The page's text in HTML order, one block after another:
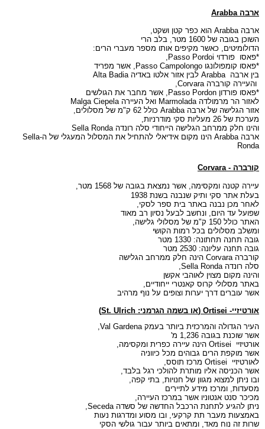
ארבה Arabba
ארבה Arabba הוא כפר קטן ושקט,
השוכן בגובה של 1600 מטר,
בלב הרי
הדולומיטים, כאשר מקיפים אותו מספר מעברי הרים:
*פאסו פורדוי Passo Pordoi
*פאסו קומפולונגו Passo Campolongo
, אשר מפריד
בין ארבה Arabba לבין אזור אלטו באדיה Alta Badia
והעיירה קורברה Corvara
*פאסו פורדון Passo Pordon
, אשר מחבר את הגולשים
לאזור הר מרמולדה Marmolada ואל העיירה Malga Ciepela
אזור הגלישה של ארבה Arabba כולל 62 ק"מ
של מסלולים,
מערכת של 26 מעליות סקי מודרניות,
והינו חלק ממרחב הגלישה הייחודי סלה רונדה Sella Ronda
ארבה Arabba
הינו מקום אידיאלי להתחיל את המסלול המעגלי של ה-Sella
Ronda
קורברה - Corvara
עיירה קטנה ומקסימה, אשר נמצאת בגובה של 1568 מטר
בעלת אתר סקי ותיק שנבנה בשנת 1938
לאחר מכן נבנה באתר בית ספר לסקי,
שפועל עד היום, ונחשב לבעל נסיון רב מאוד
האתר כולל 150 ק"מ
של מסלולי גלישה,
ומשלב מסלולים בכל רמות הקושי
גובה תחנה תחתונה: 1330 מטר
גובה תחנה עליונה: 2530 מטר
קורברה Corvara הינה חלק ממרחב הגלישה
סלה רונדה Sella Ronda
והינה מקום מצוין לאוהבי אקשן
באתר מסלולי קרוס קאנטרי ייחודיים,
אשר עוברים דרך יערות וצופים על נוף מרהיב
אורטיזיי- ) Ortiseiאו בשמה הגרמני: St. Ulrich
)
העיר הגדולה והמרכזית ביותר בעמק Val Gardena
אשר שוכנת בגובה 1,236 מ'
אורטיזיי
Ortisei הינה עיירה כפרית ומקסימה,
אשר מוקפת הרים גבוהים מכל כיווניה
לאורטיזיי
Ortisei מרכז תוסס,
אשר הכניסה אליו מותרת להולכי רגל בלבד,
ובו ניתן למצוא מגוון של חנויות, בתי קפה,
מסעדות, ומרכז מידע לתיירים
מכיכר סנט אנטוניו אשר במרכז העיירה,
ניתן להגיע לתחנת הרכבל החדשה של סשדה Seceda
באמצעות מעבר תת קרקעי, ובו מסוע ומדרגות נעות
שרות זה נוח מאד, ומתאים ביותר עבור גולשי הסקי